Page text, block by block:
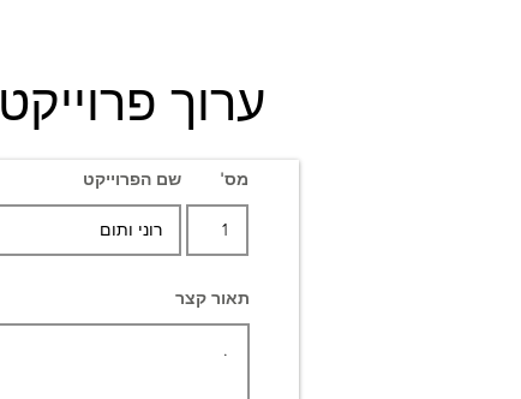
ערוך פרוייקט
שם הפרוייקט מס'
תאור קצר